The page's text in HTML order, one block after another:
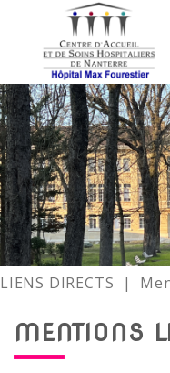
LIENS DIRECTS |
MENTIONS